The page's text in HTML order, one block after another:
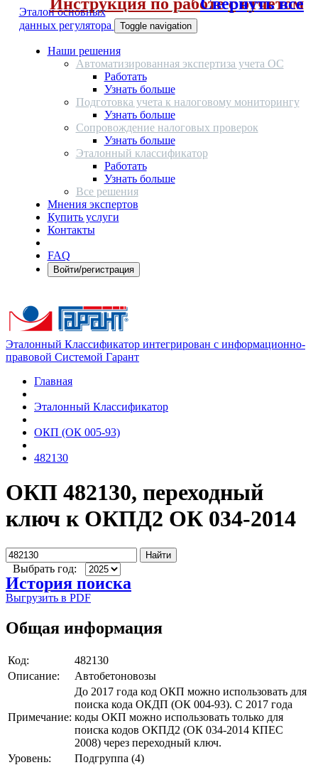
Эталон основных
данных регулятора
Toggle navigation
Наши решения
Автоматизированная экспертиза учета ОС
Работать
Узнать больше
Подготовка учета к налоговому мониторингу
Узнать больше
Сопровождение налоговых проверок
Узнать больше
Эталонный классификатор
Работать
Узнать больше
Все решения
Мнения экспертов
Купить услуги
Контакты
FAQ
Войти/регистрация
Эталонный Классификатор интегрирован с информационно-
правовой Системой Гарант
Главная
Эталонный Классификатор
ОКП (ОК 005-93)
482130
ОКП 482130, переходный
ключ к ОКПД2 ОК 034-2014
Найти
Выбрать год:
История поиска
Выгрузить в PDF
Общая информация
Код:
482130
Описание:
Автобетоновозы
Примечание:
До 2017 года код ОКП можно использовать для
поиска кода ОКДП (ОК 004-93). C 2017 года
коды ОКП можно использовать только для
поиска кодов ОКПД2 (ОК 034-2014 КПЕС
2008) через переходный ключ.
Уровень:
Подгруппа (4)